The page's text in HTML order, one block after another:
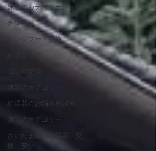
無題のカテゴリー
外壁塗装
レンジフード交換
給湯器のお悩み相談室
無題のカテゴリー
さいたま市 給湯器 交
換 安い